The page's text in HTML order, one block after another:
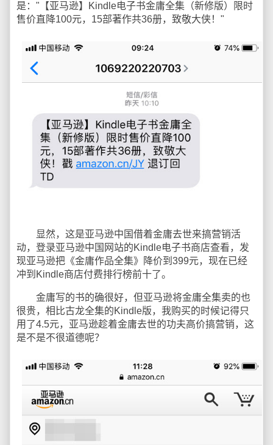
是："【亚马逊】Kindle电子书金庸全集（新修版）限时
售价直降100元，15部著作共36册，致敬大侠！"
显然，这是亚马逊中国借着金庸去世来搞营销活
动，登录亚马逊中国网站的Kindle电子书商店查看，发
现亚马逊把《金庸作品全集》降价到399元，现在已经
冲到Kindle商店付费排行榜前十了。
金庸写的书的确很好，但亚马逊将金庸全集卖的也
很贵，相比古龙全集的Kindle版，我购买的时候记得只
用了4.5元，亚马逊趁着金庸去世的功夫高价搞营销，这
是不是不很道德呢？